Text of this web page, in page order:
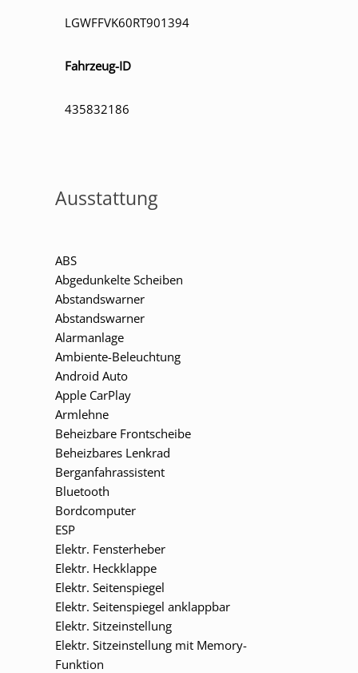
LGWFFVK60RT901394
Fahrzeug-ID
435832186
Ausstattung
ABS
Abgedunkelte Scheiben
Abstandswarner
Abstandswarner
Alarmanlage
Ambiente-Beleuchtung
Android Auto
Apple CarPlay
Armlehne
Beheizbare Frontscheibe
Beheizbares Lenkrad
Berganfahrassistent
Bluetooth
Bordcomputer
ESP
Elektr. Fensterheber
Elektr. Heckklappe
Elektr. Seitenspiegel
Elektr. Seitenspiegel anklappbar
Elektr. Sitzeinstellung
Elektr. Sitzeinstellung mit Memory-
Funktion